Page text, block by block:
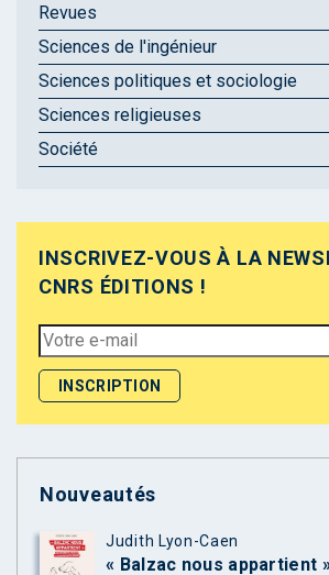
Revues
Sciences de l'ingénieur
Sciences politiques et sociologie
Sciences religieuses
Société
INSCRIVEZ-VOUS À LA
CNRS ÉDITIONS !
Nouveautés
Judith Lyon-Caen
« Balzac nous appartient